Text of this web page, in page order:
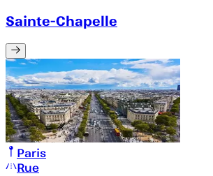
Sainte-Chapelle
Paris
Rue